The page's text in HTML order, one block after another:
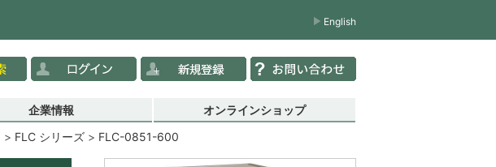
English
企業情報 オンラインショップ
FLC シリーズ FLC-0851-600